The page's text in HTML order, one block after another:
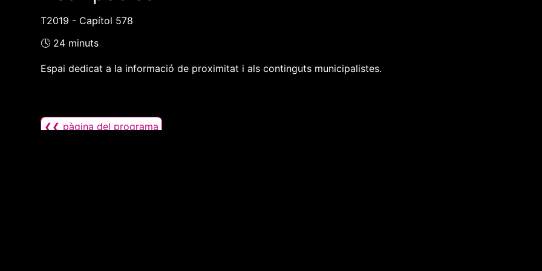
T2019 - Capítol 578
🕓 24 minuts
Espai dedicat a la informació de proximitat i als continguts municipalistes.
❮❮ pàgina del programa